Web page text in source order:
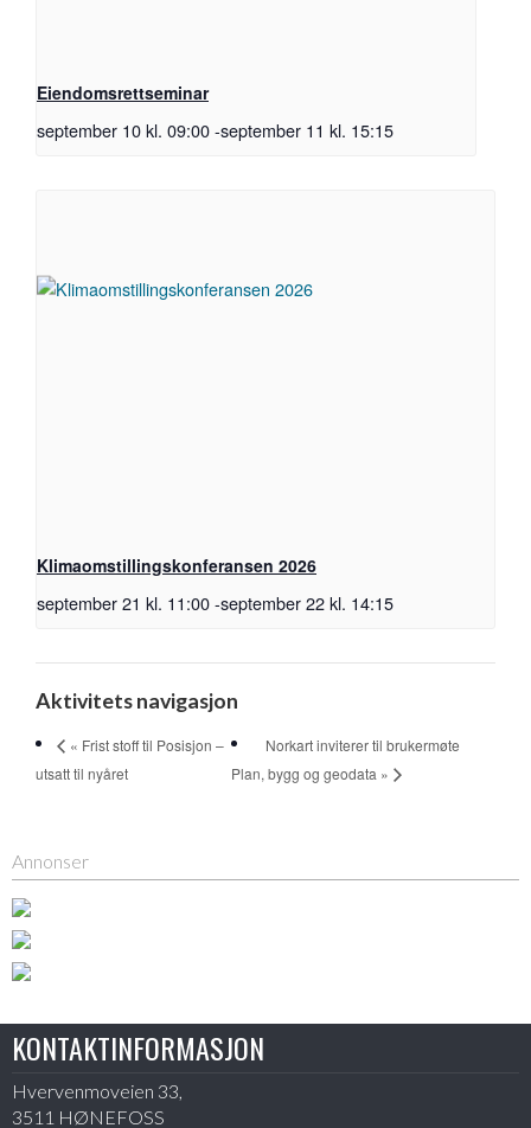
Eiendomsrettseminar
september 10 kl. 09:00-september 11 kl. 15:15
Klimaomstillingskonferansen 2026
september 21 kl. 11:00-september 22 kl. 14:15
Aktivitets navigasjon
« Frist stoff til Posisjon –
utsatt til nyåret
Norkart inviterer til brukermøte
Plan, bygg og geodata »
Annonser
KONTAKTINFORMASJON
Hvervenmoveien 33,
3511 HØNEFOSS